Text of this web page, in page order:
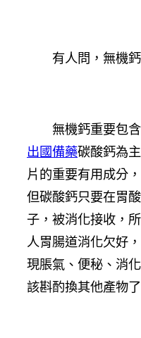
有人問，無機
無機鈣重要包含
出國備藥碳酸鈣為
片的重要有用成分
但碳酸鈣只要在胃
子，被消化接收，
人胃腸道消化欠好
現脹氣、便秘、消
該斟酌換其他產物了